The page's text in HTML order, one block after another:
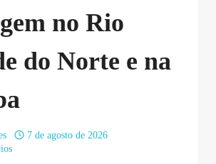
no Rio
do Norte e na
7 de agosto de 2026